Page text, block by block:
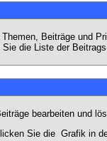
Beiträge und
die Liste der
bearbeiten und
Sie die Grafik in